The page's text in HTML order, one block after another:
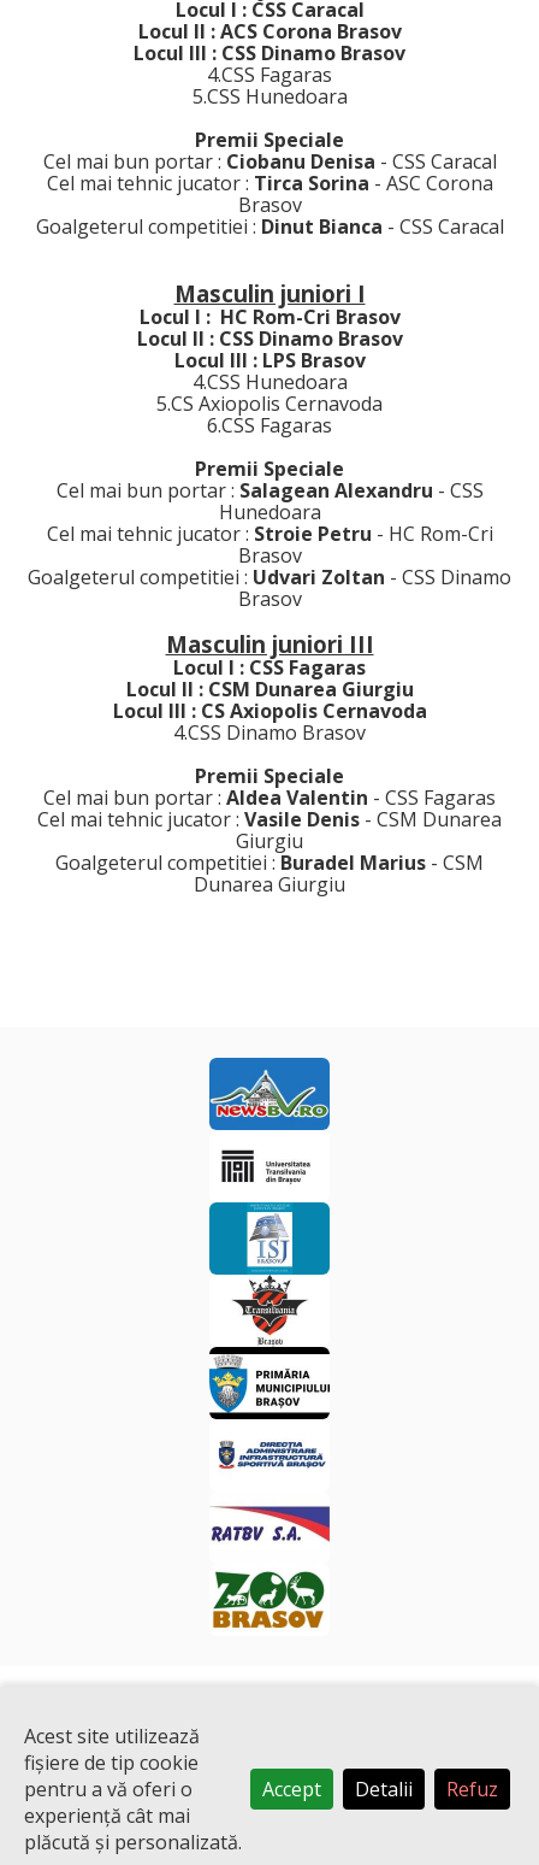
Acest site utilizează
fișiere de tip cookie
pentru a vă oferi o
experiență cât mai
plăcută și personalizată.
Accept Detalii Refuz
Locul I : CSS Caracal
Locul II : ACS Corona Brasov
Locul III : CSS Dinamo Brasov
4.CSS Fagaras
5.CSS Hunedoara
Premii Speciale
Cel mai bun portar : Ciobanu Denisa - CSS Caracal
Cel mai tehnic jucator : Tirca Sorina - ASC Corona
Brasov
Goalgeterul competitiei : Dinut Bianca - CSS Caracal
Masculin juniori I
Locul I : HC Rom-Cri Brasov
Locul II : CSS Dinamo Brasov
Locul III : LPS Brasov
4.CSS Hunedoara
5.CS Axiopolis Cernavoda
6.CSS Fagaras
Premii Speciale
Cel mai bun portar : Salagean Alexandru - CSS
Hunedoara
Cel mai tehnic jucator : Stroie Petru - HC Rom-Cri
Brasov
Goalgeterul competitiei : Udvari Zoltan - CSS Dinamo
Brasov
Masculin juniori III
Locul I : CSS Fagaras
Locul II : CSM Dunarea Giurgiu
Locul III : CS Axiopolis Cernavoda
4.CSS Dinamo Brasov
Premii Speciale
Cel mai bun portar : Aldea Valentin - CSS Fagaras
Cel mai tehnic jucator : Vasile Denis - CSM Dunarea
Giurgiu
Goalgeterul competitiei : Buradel Marius - CSM
Dunarea Giurgiu
Copyright © 2013-2026 FunSports.ro | Un proiect